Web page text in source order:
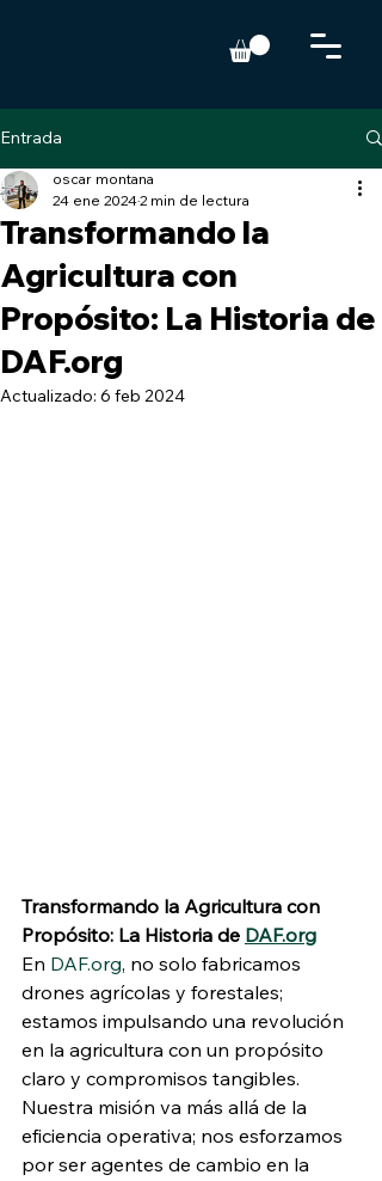
Entrada
Transformando la
Agricultura con
Propósito: La Historia de
DAF.org
oscar montana
24 ene 20242 min de lectura
Actualizado: 6 feb 2024
Transformando la Agricultura con
Propósito: La Historia de DAF.org
En DAF.org, no solo fabricamos
drones agrícolas y forestales;
estamos impulsando una revolución
en la agricultura con un propósito
claro y compromisos tangibles.
Nuestra misión va más allá de la
eficiencia operativa; nos esforzamos
por ser agentes de cambio en la